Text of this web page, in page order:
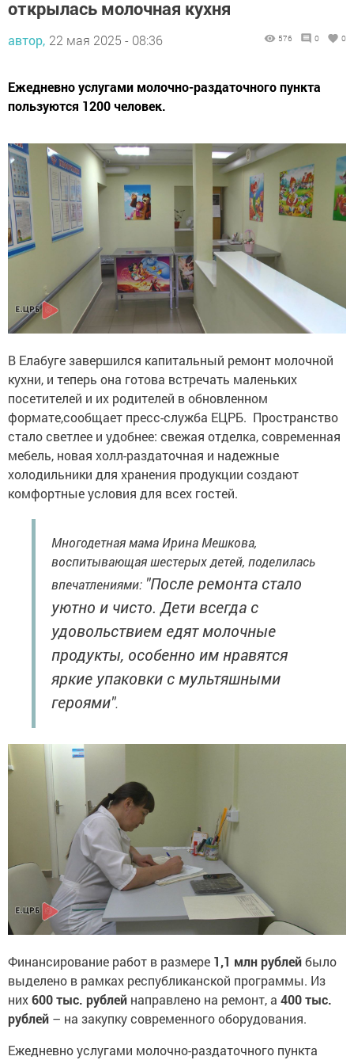
открылась молочная кухня
автор, 22 мая 2025 - 08:36 576 0 0
Ежедневно услугами молочно-раздаточного пункта
пользуются 1200 человек.
В Елабуге завершился капитальный ремонт молочной
кухни, и теперь она готова встречать маленьких
посетителей и их родителей в обновленном
формате,сообщает пресс-служба ЕЦРБ. Пространство
стало светлее и удобнее: свежая отделка, современная
мебель, новая холл-раздаточная и надежные
холодильники для хранения продукции создают
комфортные условия для всех гостей.
Многодетная мама Ирина Мешкова,
воспитывающая шестерых детей, поделилась
впечатлениями: "После ремонта стало
уютно и чисто. Дети всегда с
удовольствием едят молочные
продукты, особенно им нравятся
яркие упаковки с мультяшными
героями".
Финансирование работ в размере 1,1 млн рублейбыло
выделено в рамках республиканской программы. Из
них600 тыс. рублей направлено на ремонт, а 400 тыс.
рублей – на закупку современного оборудования.
Ежедневно услугами молочно-раздаточного пункта